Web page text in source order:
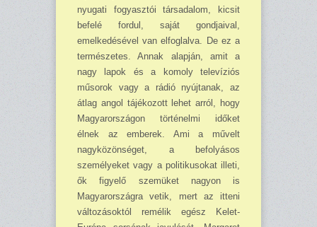
nyugati fogyasztói társadalom, kicsit
befelé fordul, saját gondjaival,
emelkedésével van elfoglalva. De ez a
természetes. Annak alapján, amit a
nagy lapok és a komoly televíziós
műsorok vagy a rádió nyújtanak, az
átlag angol tájékozott lehet arról, hogy
Magyarországon történelmi időket
élnek az emberek. Ami a művelt
nagyközönséget, a befolyásos
személyeket vagy a politikusokat illeti,
ők figyelő szemüket nagyon is
Magyarországra vetik, mert az itteni
változásoktól remélik egész Kelet-